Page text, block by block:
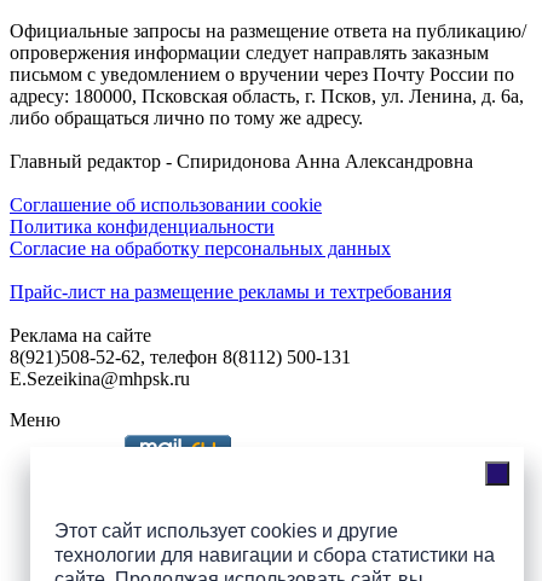
Этот сайт использует cookies и другие
технологии для навигации и сбора статистики на
Официальные запросы на размещение ответа на публикацию/
опровержения информации следует направлять заказным
письмом с уведомлением о вручении через Почту России по
адресу: 180000, Псковская область, г. Псков, ул. Ленина, д. 6а,
либо обращаться лично по тому же адресу.
Главный редактор - Спиридонова Анна Александровна
Соглашение об использовании cookie
Политика конфиденциальности
Согласие на обработку персональных данных
Прайс-лист на размещение рекламы и техтребования
Реклама на сайте
8(921)508-52-62, телефон 8(8112) 500-131
E.Sezeikina@mhpsk.ru
Меню